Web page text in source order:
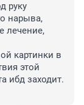
руку
нарыва,
лечение,
картинки в
этой
ибд заходит.